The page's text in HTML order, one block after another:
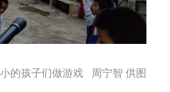
的孩子们做游戏   周宁智 供图